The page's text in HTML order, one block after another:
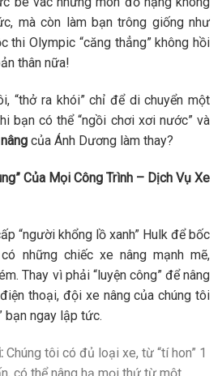
mà còn làm bạn trông giống như
thi Olympic “căng thẳng” không hồi
thân nữa!
“thở ra khói” chỉ để di chuyển một
bạn có thể “ngồi chơi xơi nước” và
của Ánh Dương làm thay?
Của Mọi Công Trình – Dịch Vụ Xe
“người khổng lồ xanh” Hulk để bốc
những chiếc xe nâng mạnh mẽ,
Thay vì phải “luyện công” để nâng
thoại, đội xe nâng của chúng tôi
bạn ngay lập tức.
Chúng tôi có đủ loại xe, từ “tí hon” 1